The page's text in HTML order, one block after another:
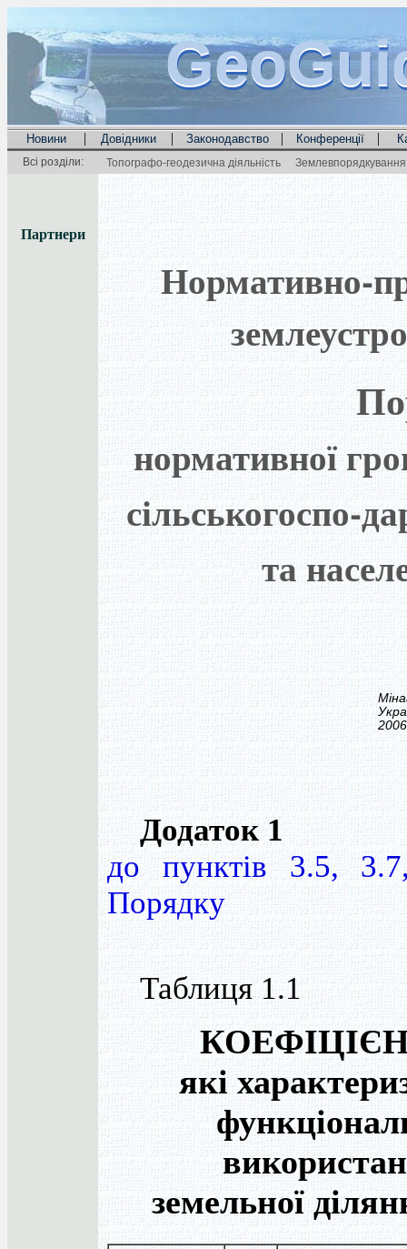
Новини | Довідники | Законодавство | Конференції |
Всі розділи: Топографо-геодезична діяльність
Партнери
Нормативно-
нормативної
сільськогоспо-
та
Додаток 1
до пунктів 3.5,
Порядку
Таблиця 1.1
які
земельної